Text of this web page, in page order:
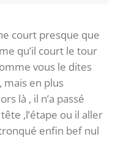
court presque que
qu’il court le tour
vous le dites
mais en plus
là , il n’a passé
,l’étape ou il aller
enfin bef nul